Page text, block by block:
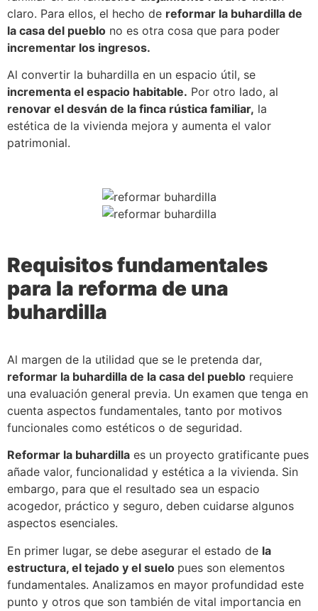
claro. Para ellos, el hecho de reformar la buhardilla de
la casa del pueblo no es otra cosa que para poder
incrementar los ingresos.
Al convertir la buhardilla en un espacio útil, se
incrementa el espacio habitable. Por otro lado, al
renovar el desván de la finca rústica familiar, la
estética de la vivienda mejora y aumenta el valor
patrimonial.
Requisitos fundamentales
para la reforma de una
buhardilla
Al margen de la utilidad que se le pretenda dar,
reformar la buhardilla de la casa del pueblo requiere
una evaluación general previa. Un examen que tenga en
cuenta aspectos fundamentales, tanto por motivos
funcionales como estéticos o de seguridad.
Reformar la buhardilla es un proyecto gratificante pues
añade valor, funcionalidad y estética a la vivienda. Sin
embargo, para que el resultado sea un espacio
acogedor, práctico y seguro, deben cuidarse algunos
aspectos esenciales.
En primer lugar, se debe asegurar el estado de la
estructura, el tejado y el suelo pues son elementos
fundamentales. Analizamos en mayor profundidad este
punto y otros que son también de vital importancia en